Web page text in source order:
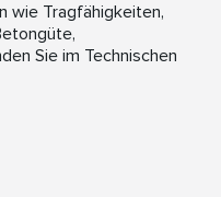
wie Tragfähigkeiten,
Sie im Technischen